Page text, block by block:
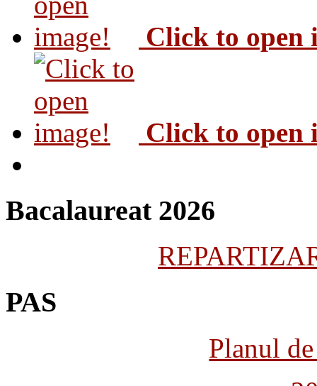
Click to open
Click to open
Bacalaureat 2026
PAS
Planul